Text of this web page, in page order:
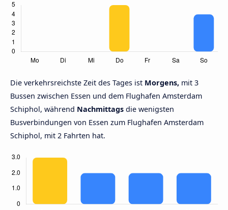
Die verkehrsreichste Zeit des Tages ist Morgens, mit 3
Bussen zwischen Essen und dem Flughafen Amsterdam
Schiphol, während Nachmittags die wenigsten
Busverbindungen von Essen zum Flughafen Amsterdam
Schiphol, mit 2 Fahrten hat.